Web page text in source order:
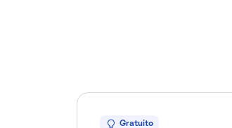
Gratuito